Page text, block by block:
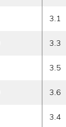
3.1
3.3
3.5
3.6
3.4